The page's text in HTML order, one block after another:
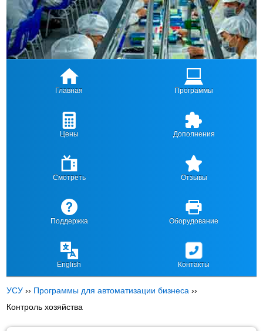
Главная Программы
Цены Дополнения
Смотреть Отзывы
Поддержка Оборудование
English Контакты
УСУ ›› Программы для автоматизации бизнеса ››
Контроль хозяйства